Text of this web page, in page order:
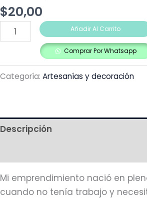
$20,00
Añadir Al Carrito
Comprar Por Whatsapp
Categoría: Artesanías y decoración
Descripción
Mi emprendimiento nació en
cuando no tenía trabajo y